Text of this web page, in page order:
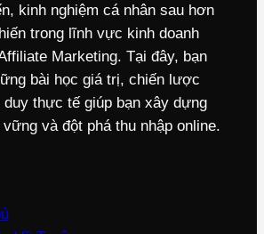
kinh nghiệm cá nhân sau hơn
trong lĩnh vực kinh doanh
Marketing. Tại đây, bạn
bài học giá trị, chiến lược
duy thực tế giúp bạn xây dựng
và đột phá thu nhập online.